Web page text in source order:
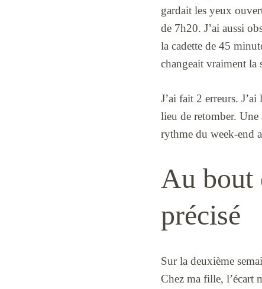
gardait les yeux
de 7h20. J’ai aussi
la cadette de 45
changeait vraiment la
J’ai fait 2 erreurs.
lieu de retomber.
rythme du week-end
Au bout
précisé
Sur la deuxième
Chez ma fille, l’écart